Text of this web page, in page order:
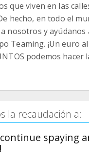
que viven en las
hecho, en todo el
nosotros y ayúdanos
Teaming. ¡Un euro
podemos hacer
la recaudación a:
spaying